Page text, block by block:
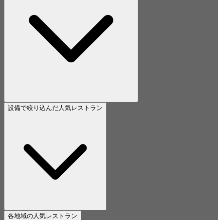
設備で絞り込んだ人気レストラン
各地域の人気レストラン